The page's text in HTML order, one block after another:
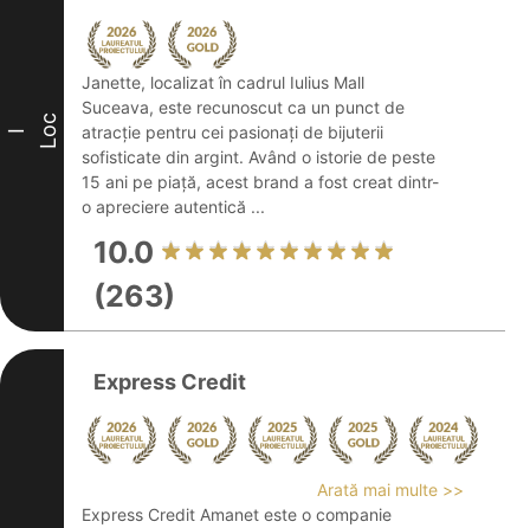
I Loc
Janette, localizat în cadrul Iulius Mall
Suceava, este recunoscut ca un punct de
atracție pentru cei pasionați de bijuterii
sofisticate din argint. Având o istorie de peste
15 ani pe piață, acest brand a fost creat dintr-
o apreciere autentică ...
10.0
(263)
Express Credit
Arată mai multe >>
Express Credit Amanet este o companie